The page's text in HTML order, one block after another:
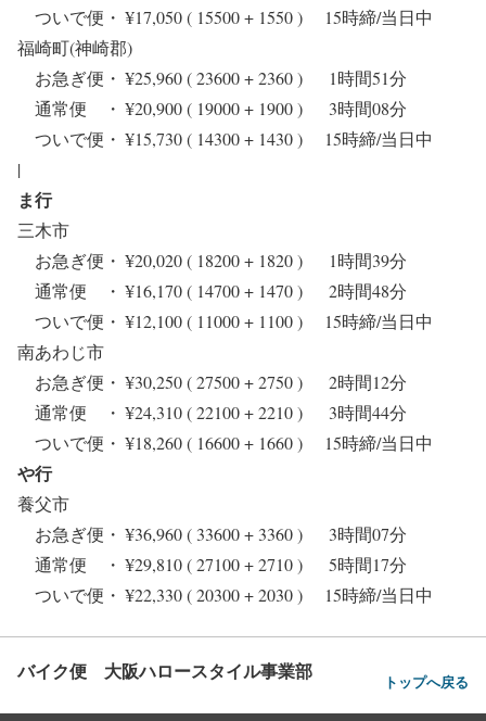
ついで便・ ¥17,050 ( 15500 + 1550 ) 15時締/当日中
福崎町(神崎郡)
お急ぎ便・ ¥25,960 ( 23600 + 2360 ) 1時間51分
通常便 ・ ¥20,900 ( 19000 + 1900 ) 3時間08分
ついで便・ ¥15,730 ( 14300 + 1430 ) 15時締/当日中
|
ま行
三木市
お急ぎ便・ ¥20,020 ( 18200 + 1820 ) 1時間39分
通常便 ・ ¥16,170 ( 14700 + 1470 ) 2時間48分
ついで便・ ¥12,100 ( 11000 + 1100 ) 15時締/当日中
南あわじ市
お急ぎ便・ ¥30,250 ( 27500 + 2750 ) 2時間12分
通常便 ・ ¥24,310 ( 22100 + 2210 ) 3時間44分
ついで便・ ¥18,260 ( 16600 + 1660 ) 15時締/当日中
や行
養父市
お急ぎ便・ ¥36,960 ( 33600 + 3360 ) 3時間07分
通常便 ・ ¥29,810 ( 27100 + 2710 ) 5時間17分
ついで便・ ¥22,330 ( 20300 + 2030 ) 15時締/当日中
バイク便 大阪ハロースタイル事業部 トップへ戻る